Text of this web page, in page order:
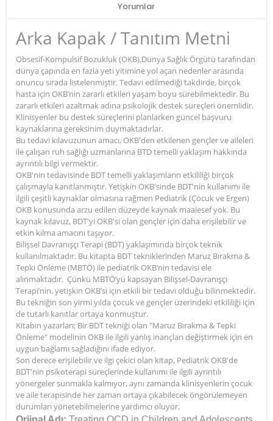
Yorumlar
Arka Kapak / Tanıtım Metni
Obsesif-Kompulsif Bozukluk (OKB),Dünya Sağlık Örgütü tarafından
dünya çapında en fazla yeti yitimine yol açan nedenler arasında
onuncu sırada listelenmiştir. Tedavi edilmediği takdirde, birçok
hasta için OKB’nin zararlı etkileri yaşam boyu sürebilmektedir. Bu
zararlı etkileri azaltmak adına psikolojik destek süreçleri önemlidir.
Klinisyenler bu destek süreçlerini planlarken güncel başvuru
kaynaklarına gereksinim duymaktadırlar.
Bu tedavi kılavuzunun amacı, OKB'den etkilenen gençler ve aileleri
ile çalışan ruh sağlığı uzmanlarına BTD temelli yaklaşım hakkında
ayrıntılı bilgi vermektir.
OKB'nin tedavisinde BDT temelli yaklaşımların etkililiği birçok
çalışmayla kanıtlanmıştır. Yetişkin OKB'sinde BDT'nin kullanımı ile
ilgili çeşitli kaynaklar olmasına rağmen Pediatrik (Çocuk ve Ergen)
OKB konusunda arzu edilen düzeyde kaynak maalesef yok. Bu
kaynak kılavuz, BDT'yi OKB'si olan gençler için daha erişilebilir ve
etkin kılma amacını taşıyor.
Bilişsel Davranışçı Terapi (BDT) yaklaşımında birçok teknik
kullanılmaktadır. Bu kitapta BDT tekniklerinden Maruz Bırakma &
Tepki Önleme (MBTÖ) ile pediatrik OKB’nin tedavisi ele
alınmaktadır. Çünkü MBTÖ’yü kapsayan Bilişsel-Davranışçı
Terapi’nin, yetişkin OKB’si için etkili bir tedavi olduğu bilinmektedir.
Bu tekniğin son yirmi yılda çocuk ve gençler üzerindeki etkililiği için
de tutarlı kanıtlar ortaya konmuştur.
Kitabın yazarları; Bir BDT tekniği olan "Maruz Bırakma & Tepki
Önleme" modelinin OKB ile ilgili yanlış inançları değiştirmek için en
uygun bağlamı sağladığını ifade ediyor.
Son derece erişilebilir ve ilgi çekici olan kitap, Pediatrik OKB'de
BDT'nin psikoterapi süreçlerinde kullanımı ile ilgili ayrıntılı
yönergeler sunmakla kalmıyor, aynı zamanda klinisyenlerin çocuk
ve aile terapisinde her zaman ortaya çıkabilecek öngörülemeyen
durumları yönetebilmelerine yardımcı oluyor.